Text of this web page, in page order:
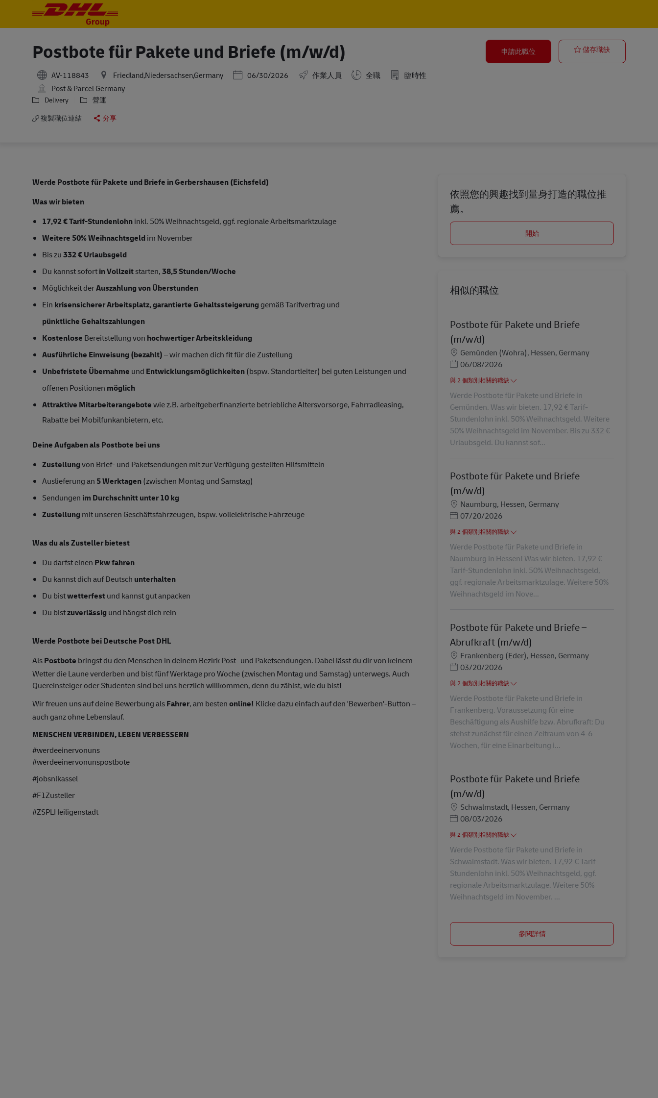
Postbote für Pakete und Briefe (m/w/d)
AV-118843 Friedland,Niedersachsen,Germany Posted Date
06/30/2026 作業人員 全職
臨時性
Post & Parcel Germany
Delivery
營運
複製職位連結
分享
申請此職位 儲存職缺Postbote für
Werde Postbote für Pakete und Briefe in Gerbershausen (Eichsfeld)
Was wir bieten
17,92 € Tarif-Stundenlohninkl. 50% Weihnachtsgeld, ggf. regionale Arbeitsmarktzulage
Weitere 50% Weihnachtsgeldim November
Bis zu332 € Urlaubsgeld
Du kannst sofortin Vollzeitstarten,38,5 Stunden/Woche
Möglichkeit derAuszahlung von Überstunden
Ein krisensicherer Arbeitsplatz, garantierte Gehaltssteigerung gemäß Tarifvertrag und
pünktliche Gehaltszahlungen
Kostenlose Bereitstellung von hochwertiger Arbeitskleidung
Ausführliche Einweisung (bezahlt)– wir machen dich fit für die Zustellung
Unbefristete Übernahme und Entwicklungsmöglichkeiten(bspw. Standortleiter) bei guten Leistungen und
offenen Positionen möglich
Attraktive Mitarbeiterangebotewie z.B. arbeitgeberfinanzierte betriebliche Altersvorsorge, Fahrradleasing,
Rabatte bei Mobilfunkanbietern, etc.
Deine Aufgaben als Postbote bei uns
Zustellungvon Brief- und Paketsendungen mit zur Verfügung gestellten Hilfsmitteln
Auslieferung an5 Werktagen(zwischen Montag und Samstag)
Sendungen im Durchschnitt unter 10 kg
Zustellung mit unseren Geschäftsfahrzeugen, bspw. vollelektrische Fahrzeuge
Was du als Zusteller bietest
Du darfst einen Pkw fahren
Du kannst dich auf Deutsch unterhalten
Du bistwetterfestund kannst gut anpacken
Du bistzuverlässig und hängst dich rein
Werde Postbote bei Deutsche Post DHL
AlsPostbote bringst du den Menschen in deinem Bezirk Post- und Paketsendungen. Dabei lässt du dir von keinem
Wetter die Laune verderben und bist fünf Werktage pro Woche (zwischen Montag und Samstag) unterwegs. Auch
Quereinsteiger oder Studenten sind bei uns herzlich willkommen, denn du zählst, wie du bist!
Wir freuen uns auf deine Bewerbung alsFahrer, am bestenonline! Klicke dazu einfach auf den 'Bewerben'-Button –
auch ganz ohne Lebenslauf.
MENSCHEN VERBINDEN, LEBEN VERBESSERN
#werdeeinervonuns
#werdeeinervonunspostbote
#jobsnlkassel
#F1Zusteller
#ZSPLHeiligenstadt
依照您的興趣找到量身打造的職位推
薦。
開始
相似的職位
Postbote für Pakete und Briefe
(m/w/d)
地點Gemünden (Wohra), Hessen, Germany
Posted Date
06/08/2026
與 2 個類別相關的職缺
Werde Postbote für Pakete und Briefe in
Gemünden. Was wir bieten. 17,92 € Tarif-
Stundenlohn inkl. 50% Weihnachtsgeld. Weitere
50% Weihnachtsgeld im November. Bis zu 332 €
Urlaubsgeld. Du kannst sof...
Postbote für Pakete und Briefe
(m/w/d)
地點Naumburg, Hessen, Germany
Posted Date
07/20/2026
與 2 個類別相關的職缺
Werde Postbote für Pakete und Briefe in
Naumburg in Hessen! Was wir bieten. 17,92 €
Tarif-Stundenlohn inkl. 50% Weihnachtsgeld,
ggf. regionale Arbeitsmarktzulage. Weitere 50%
Weihnachtsgeld im Nove...
Postbote für Pakete und Briefe –
Abrufkraft (m/w/d)
地點Frankenberg (Eder), Hessen, Germany
Posted Date
03/20/2026
與 2 個類別相關的職缺
Werde Postbote für Pakete und Briefe in
Frankenberg. Voraussetzung für eine
Beschäftigung als Aushilfe bzw. Abrufkraft: Du
stehst zunächst für einen Zeitraum von 4-6
Wochen, für eine Einarbeitung i...
Postbote für Pakete und Briefe
(m/w/d)
地點Schwalmstadt, Hessen, Germany
Posted Date
08/03/2026
與 2 個類別相關的職缺
Werde Postbote für Pakete und Briefe in
Schwalmstadt. Was wir bieten. 17,92 € Tarif-
Stundenlohn inkl. 50% Weihnachtsgeld, ggf.
regionale Arbeitsmarktzulage. Weitere 50%
Weihnachtsgeld im November. ...
參閱詳情